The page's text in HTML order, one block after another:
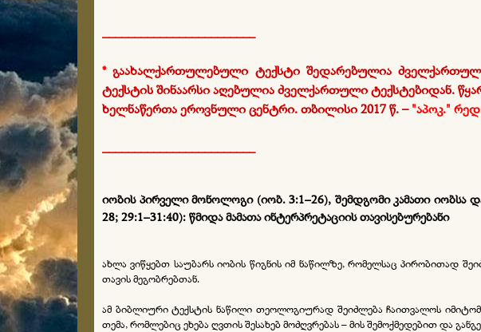
*გაახალქართულებული ტექსტი შედარებულია
ტექსტის შინაარსი აღებულია ძველქართული ტექსტებიდან.
ხელნაწერთა ეროვნული ცენტრი. თბილისი 2017 წ. –"აპოკ."
იობის პირველი მონოლოგი (იობ. 3:1–26), შემდგომი კამათი იობსა
28; 29:1–31:40): წმიდა მამათა ინტერპრეტაციის თავისებურებანი
ახლა ვიწყებთ საუბარს იობის წიგნის იმ ნაწილზე, რომელსაც პირობითად
თავის მეგობრებთან.
ამ ბიბლიური ტექსტის ნაწილი თეოლოგიურად შეიძლება ჩაითვალოს
თემა, რომლებიც ეხება ღვთის შესახებ მოძღვრებას – მის შემოქმედებით და